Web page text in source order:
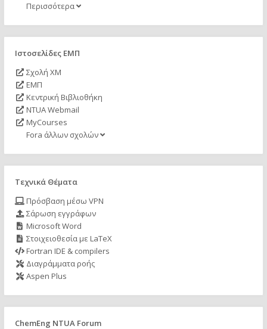
Περισσότερα
Ιστοσελίδες ΕΜΠ
Σχολή ΧΜ
ΕΜΠ
Κεντρική Βιβλιοθήκη
NTUA Webmail
MyCourses
Fora άλλων σχολών
Τεχνικά Θέματα
Πρόσβαση μέσω VPN
Σάρωση εγγράφων
Microsoft Word
Στοιχειοθεσία με LaTeX
Fortran IDE & compilers
Διαγράμματα ροής
Aspen Plus
ChemEng NTUA Forum